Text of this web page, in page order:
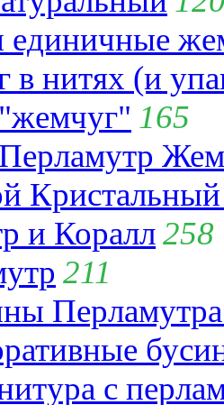
единичные
в нитях (и
165
и Коралл258
211
с